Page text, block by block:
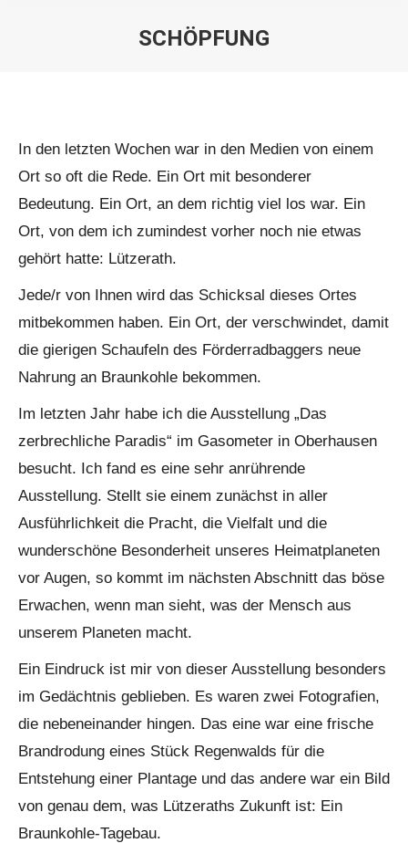
SCHÖPFUNG
In den letzten Wochen war in den Medien von einem
Ort so oft die Rede. Ein Ort mit besonderer
Bedeutung. Ein Ort, an dem richtig viel los war. Ein
Ort, von dem ich zumindest vorher noch nie etwas
gehört hatte: Lützerath.
Jede/r von Ihnen wird das Schicksal dieses Ortes
mitbekommen haben. Ein Ort, der verschwindet, damit
die gierigen Schaufeln des Förderradbaggers neue
Nahrung an Braunkohle bekommen.
Im letzten Jahr habe ich die Ausstellung „Das
zerbrechliche Paradis“ im Gasometer in Oberhausen
besucht. Ich fand es eine sehr anrührende
Ausstellung. Stellt sie einem zunächst in aller
Ausführlichkeit die Pracht, die Vielfalt und die
wunderschöne Besonderheit unseres Heimatplaneten
vor Augen, so kommt im nächsten Abschnitt das böse
Erwachen, wenn man sieht, was der Mensch aus
unserem Planeten macht.
Ein Eindruck ist mir von dieser Ausstellung besonders
im Gedächtnis geblieben. Es waren zwei Fotografien,
die nebeneinander hingen. Das eine war eine frische
Brandrodung eines Stück Regenwalds für die
Entstehung einer Plantage und das andere war ein Bild
von genau dem, was Lützeraths Zukunft ist: Ein
Braunkohle-Tagebau.